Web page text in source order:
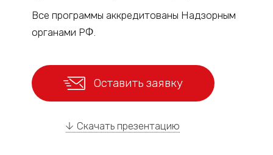
Все программы аккредитованы Надзорным
органами РФ.
Оставить заявку
Скачать презентацию